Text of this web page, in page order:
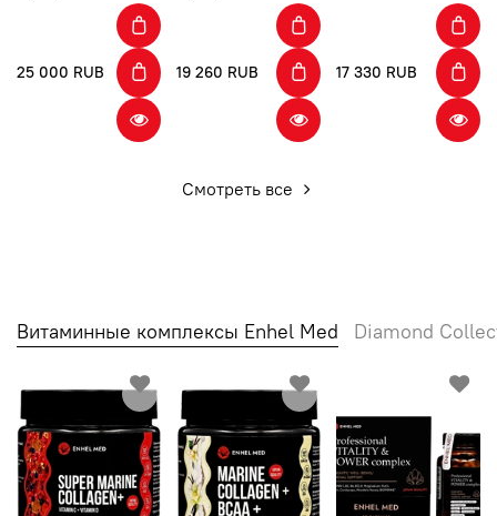
25 000 RUB 19 260 RUB 17 330 RUB
Смотреть все
Витаминные комплексы Enhel Med Diamond